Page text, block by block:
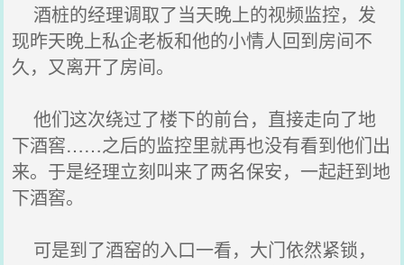
酒桩的经理调取了当天晚上的视频监控，发
现昨天晚上私企老板和他的小情人回到房间不
久，又离开了房间。
他们这次绕过了楼下的前台，直接走向了地
下酒窖……之后的监控里就再也没有看到他们出
来。于是经理立刻叫来了两名保安，一起赶到地
下酒窖。
可是到了酒窑的入口一看，大门依然紧锁，